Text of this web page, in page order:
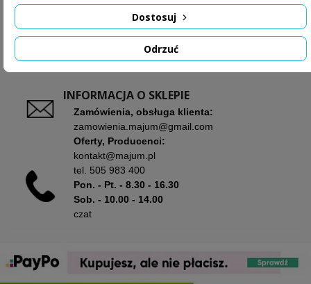
OBSŁUGA KLIENTA 
INFORMACJA O SKLEPIE
Zamówienia, obsługa klienta:
zamowienia.majum@gmail.com
Oferty, Producenci:
kontakt@majum.pl
tel. 505 983 400
Pon. - Pt. - 8.30 - 16.30
Sob. - 10.00 - 14.00
czat
Odrzuć
Dostosuj